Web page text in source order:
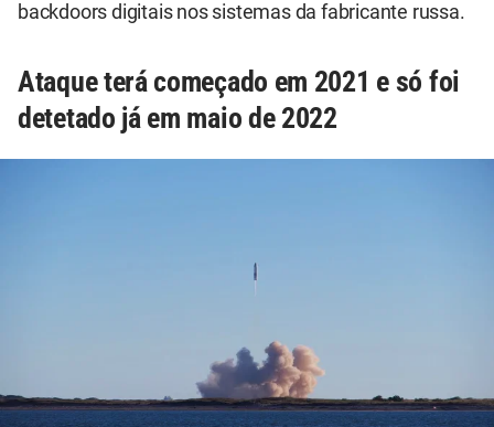
backdoors digitais nos sistemas da fabricante russa.
Ataque terá começado em 2021 e só foi
detetado já em maio de 2022